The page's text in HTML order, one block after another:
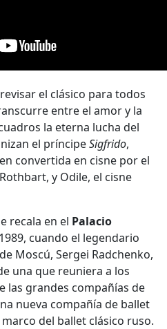
el clásico para todos
entre el amor y la
la eterna lucha del
el príncipeSigfrido,
convertida en cisne por el
y Odile, el cisne
recala en el Palacio
cuando el legendario
Moscú, Sergei Radchenko,
una que reuniera a los
las grandes compañías de
nueva compañía de ballet
del ballet clásico ruso.